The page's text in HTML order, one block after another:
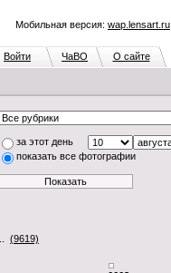
Мобильная версия: wap.lensart.ru
Войти ЧаВО О сайте
за этот день
показать все фотографии
(9619)